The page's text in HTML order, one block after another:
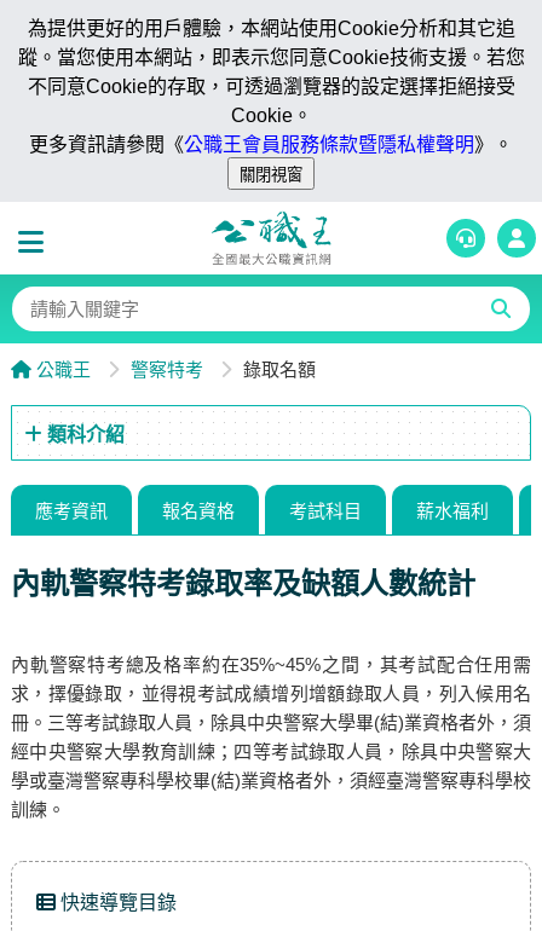
為提供更好的用戶體驗，本網站使用Cookie分析和其它追
蹤。當您使用本網站，即表示您同意Cookie技術支援。若您
不同意Cookie的存取，可透過瀏覽器的設定選擇拒絕接受
Cookie。
更多資訊請參閱《公職王會員服務條款暨隱私權聲明》。
公職王 警察特考 錄取名額
類科介紹
應考資訊 報名資格 考試科目 薪水福利
內軌警察特考錄取率及缺額人數統計
內軌警察特考總及格率約在35%~45%之間，其考試配合任用需
求，擇優錄取，並得視考試成績增列增額錄取人員，列入候用名
冊。三等考試錄取人員，除具中央警察大學畢(結)業資格者外，須
經中央警察大學教育訓練；四等考試錄取人員，除具中央警察大
學或臺灣警察專科學校畢(結)業資格者外，須經臺灣警察專科學校
訓練。
快速導覽目錄